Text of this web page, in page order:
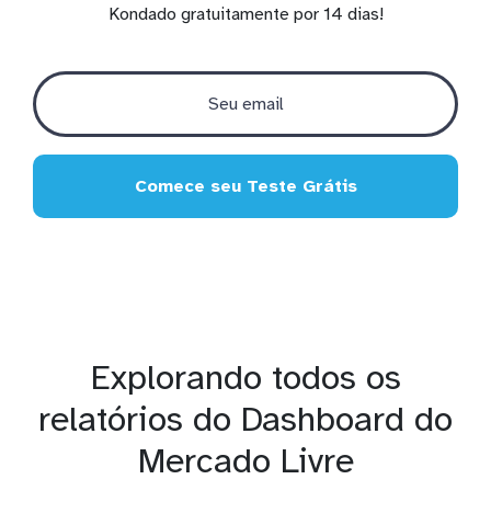
Kondado gratuitamente por 14 dias!
Comece seu Teste Grátis
Explorando todos os
relatórios do Dashboard do
Mercado Livre